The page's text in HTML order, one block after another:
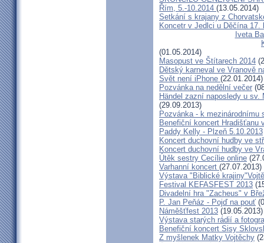
Řím, 5.-10.2014 (13.05.2014)
Setkání s krajany z
Koncetr v Jedlci u Děčína 17.
Iveta
(01.05.2014)
Masopust ve Štítarech 2014
Dětský karneval ve Vranově
Svět není iPhone (22.01.2014)
Pozvánka na nedělní večer
Händel zazní naposledy u
(29.09.2013)
Pozvánka - k mezinárodnímu
Benefiční koncert Hradišťanu
Paddy Kelly - Plzeň 5.10.2013
Koncert duchovní hudby ve
Koncert duchovní hudby ve
Útěk sestry Cecílie online
Varhanní koncert (27.07.2013)
Výstava "Biblické
Festival KEFASFEST 2013
Divadelní hra "Zacheus" v
P. Jan Peňáz - Pojď na pouť
Náměšťfest 2013 (19.05.2013)
Výstava starých rádií a
Benefiční koncert Sisy
Z myšlenek Matky Vojtěchy